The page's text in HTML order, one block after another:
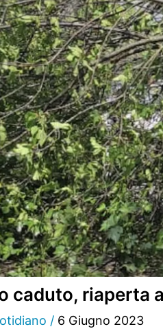
caduto, riaperta
/ 6 Giugno 2023